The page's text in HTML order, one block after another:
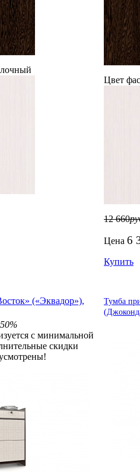
Цвет
12 660
Цена 6
Купить
(«Эквадор»),
с минимальной
скидки
Тумба